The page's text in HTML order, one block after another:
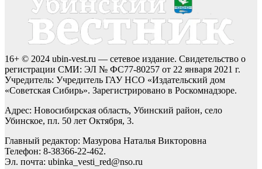
16+ © 2024 ubin-vest.ru — сетевое издание. Свидетельство о
регистрации СМИ: ЭЛ № ФС77-80257 от 22 января 2021 г.
Учредитель: Учредитель ГАУ НСО «Издательский дом
«Советская Сибирь». Зарегистрировано в Роскомнадзоре.
Адрес: Новосибирская область, Убинский район, село
Убинское, пл. 50 лет Октября, 3.
Главный редактор: Мазурова Наталья Викторовна
Телефон: 8-38366-22-462.
Эл. почта: ubinka_vesti_red@nso.ru